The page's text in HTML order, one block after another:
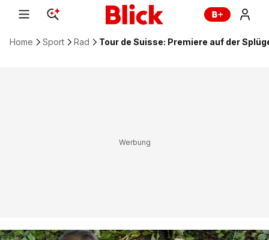
Home Sport Rad Tour de Suisse: Premiere auf der